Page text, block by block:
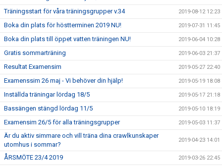
Träningsstart för våra träningsgrupper v.34 2019-08-12 12:23
Boka din plats för höstterminen 2019 NU! 2019-07-31 11:45
Boka din plats till öppet vatten träningen NU! 2019-06-04 10:28
Gratis sommarträning 2019-06-03 21:37
Resultat Examensim 2019-05-27 22:40
Examenssim 26 maj - Vi behöver din hjälp! 2019-05-19 18:08
Inställda träningar lördag 18/5 2019-05-17 21:18
Bassängen stängd lördag 11/5 2019-05-10 18:19
Examensim 26/5 för alla träningsgrupper 2019-05-03 11:37
Är du aktiv simmare och vill träna dina crawlkunskaper
utomhus i sommar?
2019-04-23 14:01
ÅRSMÖTE 23/4 2019 2019-03-26 22:45